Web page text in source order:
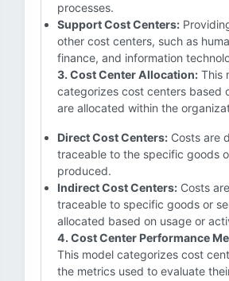
processes.
Support Cost Centers:
other cost centers, such as
finance, and information
3. Cost Center Allocation: This
categorizes cost centers based
are allocated within the
Direct Cost Centers: Costs are
traceable to the specific goods
produced.
Indirect Cost Centers: Costs
traceable to specific goods or
allocated based on usage or
4. Cost Center Performance
This model categorizes cost
the metrics used to evaluate